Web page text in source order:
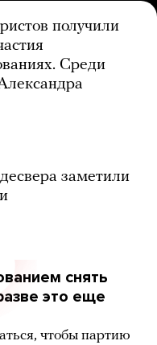
получили
Среди
заметили
снять
это еще
чтобы партию